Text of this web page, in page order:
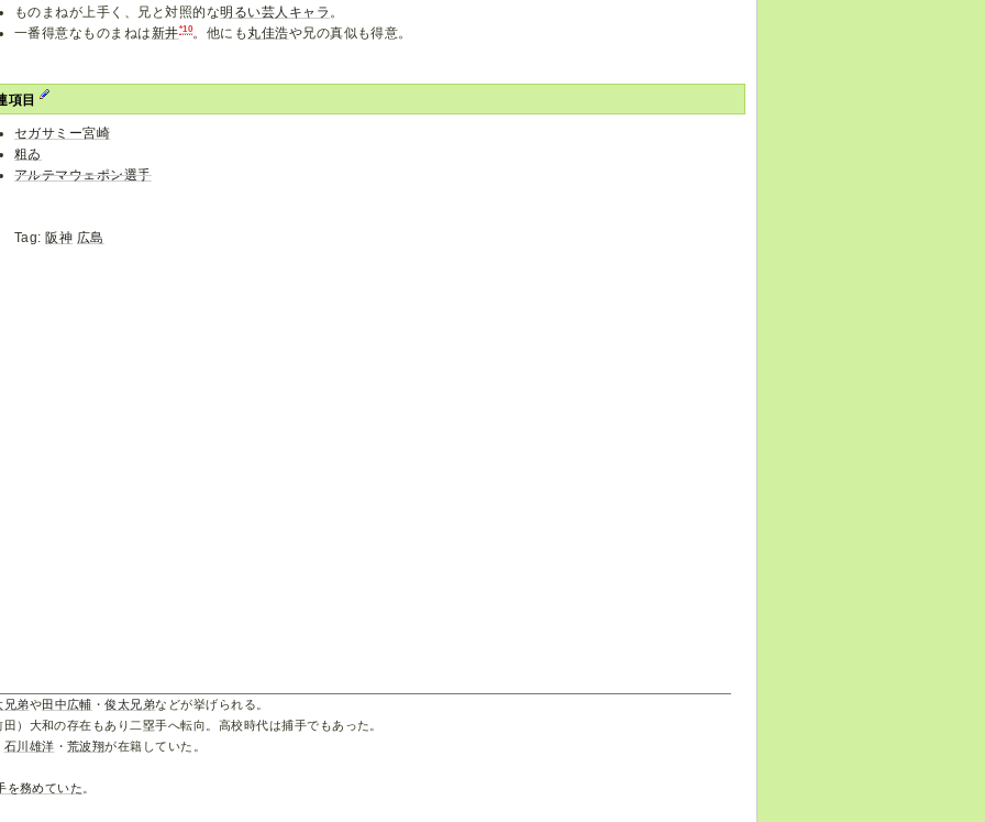
ものまねが上手く、兄と対照的な明るい芸人キャラ 。
一番得意なものまねは新井*10。他にも 丸佳浩や兄の真似も得意。
項目
セガサミー宮崎
粗ゐ
アルテマウェポン選手
Tag: 阪神 広島
兄弟や田中広輔 ・俊太兄弟などが挙げられる。
）大和の存在もあり二塁手へ転向。高校時代は捕手でもあった。
石川雄洋 ・ 荒波翔が在籍していた。
を務めていた。